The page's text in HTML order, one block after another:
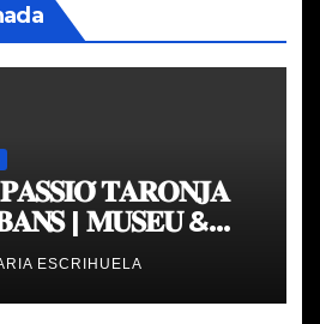
𝐓𝐀𝐑𝐎𝐍𝐉𝐀
| 𝐌𝐔𝐒𝐄𝐔 &
𝐁𝐀𝐒𝐊𝐄𝐓
ESCRIHUELA